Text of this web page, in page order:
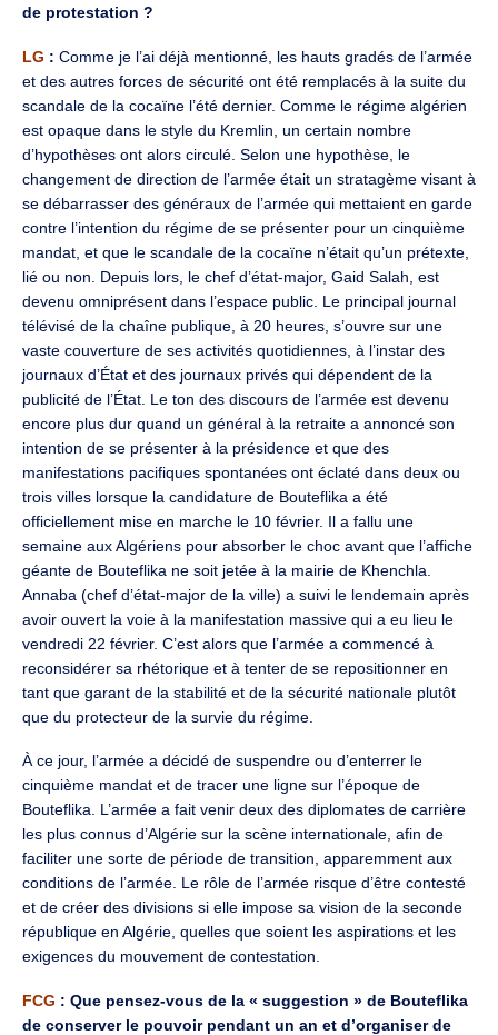
de protestation ?
LG : Comme je l’ai déjà mentionné, les hauts gradés de l’armée
et des autres forces de sécurité ont été remplacés à la suite du
scandale de la cocaïne l’été dernier. Comme le régime algérien
est opaque dans le style du Kremlin, un certain nombre
d’hypothèses ont alors circulé. Selon une hypothèse, le
changement de direction de l’armée était un stratagème visant à
se débarrasser des généraux de l’armée qui mettaient en garde
contre l’intention du régime de se présenter pour un cinquième
mandat, et que le scandale de la cocaïne n’était qu’un prétexte,
lié ou non. Depuis lors, le chef d’état-major, Gaid Salah, est
devenu omniprésent dans l’espace public. Le principal journal
télévisé de la chaîne publique, à 20 heures, s’ouvre sur une
vaste couverture de ses activités quotidiennes, à l’instar des
journaux d’État et des journaux privés qui dépendent de la
publicité de l’État. Le ton des discours de l’armée est devenu
encore plus dur quand un général à la retraite a annoncé son
intention de se présenter à la présidence et que des
manifestations pacifiques spontanées ont éclaté dans deux ou
trois villes lorsque la candidature de Bouteflika a été
officiellement mise en marche le 10 février. Il a fallu une
semaine aux Algériens pour absorber le choc avant que l’affiche
géante de Bouteflika ne soit jetée à la mairie de Khenchla.
Annaba (chef d’état-major de la ville) a suivi le lendemain après
avoir ouvert la voie à la manifestation massive qui a eu lieu le
vendredi 22 février. C’est alors que l’armée a commencé à
reconsidérer sa rhétorique et à tenter de se repositionner en
tant que garant de la stabilité et de la sécurité nationale plutôt
que du protecteur de la survie du régime.
À ce jour, l’armée a décidé de suspendre ou d’enterrer le
cinquième mandat et de tracer une ligne sur l’époque de
Bouteflika. L’armée a fait venir deux des diplomates de carrière
les plus connus d’Algérie sur la scène internationale, afin de
faciliter une sorte de période de transition, apparemment aux
conditions de l’armée. Le rôle de l’armée risque d’être contesté
et de créer des divisions si elle impose sa vision de la seconde
république en Algérie, quelles que soient les aspirations et les
exigences du mouvement de contestation.
FCG : Que pensez-vous de la « suggestion » de Bouteflika
de conserver le pouvoir pendant un an et d’organiser de